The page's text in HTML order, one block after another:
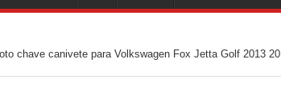
chave canivete para Volkswagen Fox Jetta Golf 2013